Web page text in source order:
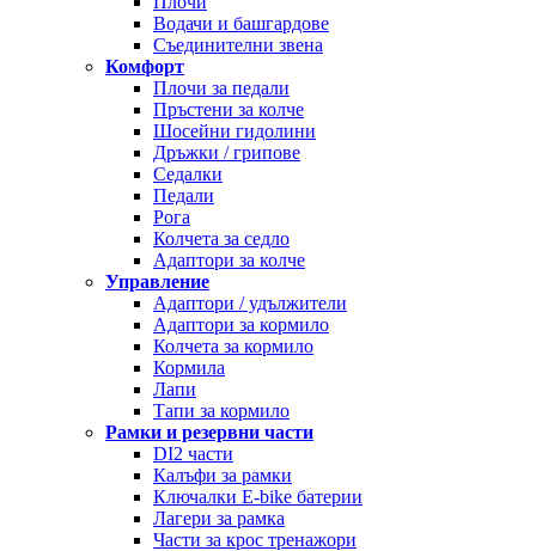
Водачи и башгардове
Съединителни звена
Комфорт
Плочи за педали
Пръстени за колче
Шосейни гидолини
Дръжки / грипове
Седалки
Педали
Рога
Колчета за седло
Адаптори за колче
Управление
Адаптори / удължители
Адаптори за кормило
Колчета за кормило
Кормила
Лапи
Тапи за кормило
Рамки и резервни части
DI2 части
Калъфи за рамки
Ключалки Е-bike батерии
Лагери за рамка
Части за крос тренажори